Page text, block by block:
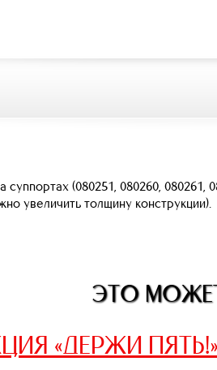
суппортах (080251, 080260,
увеличить толщину конструкции).
ЭТО
«ДЕРЖИ ПЯТЬ!»